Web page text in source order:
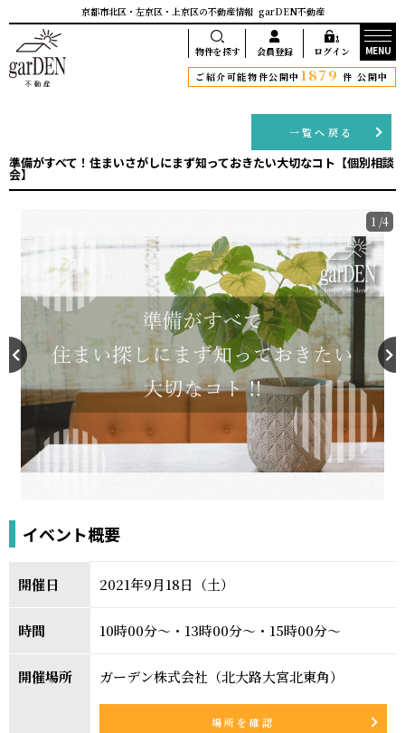
京都市北区・左京区・上京区の不動産情報 garDEN不動産
物件を探す 会員登録 ログイン
MENU
ご紹介可能物件公開中 1879 件 公開中
一覧へ戻る
準備がすべて！住まいさがしにまず知っておきたい大切なコト【個別相談
会】
1 /4
イベント概要
開催日 2021年9月18日（土）
時間 10時00分～・13時00分～・15時00分～
開催場所 ガーデン株式会社（北大路大宮北東角）
場所を確認